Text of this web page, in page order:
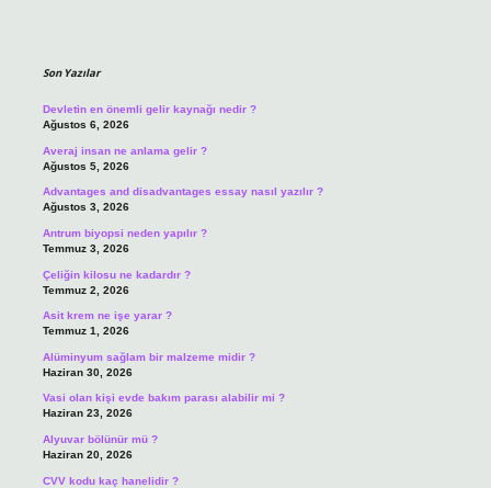
Son Yazılar
Devletin en önemli gelir kaynağı nedir ?
Ağustos 6, 2026
Averaj insan ne anlama gelir ?
Ağustos 5, 2026
Advantages and disadvantages essay nasıl yazılır ?
Ağustos 3, 2026
Antrum biyopsi neden yapılır ?
Temmuz 3, 2026
Çeliğin kilosu ne kadardır ?
Temmuz 2, 2026
Asit krem ne işe yarar ?
Temmuz 1, 2026
Alüminyum sağlam bir malzeme midir ?
Haziran 30, 2026
Vasi olan kişi evde bakım parası alabilir mi ?
Haziran 23, 2026
Alyuvar bölünür mü ?
Haziran 20, 2026
CVV kodu kaç hanelidir ?